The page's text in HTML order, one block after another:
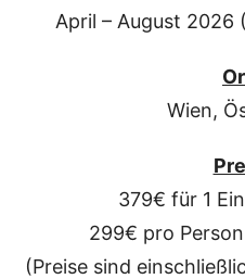
April – August 2026
Wien,
379€ für 1
299€ pro
(Preise sind